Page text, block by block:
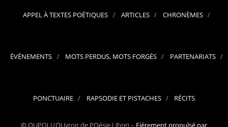
APPEL À TEXTES POÉTIQUES ARTICLES CHRONÈMES
ÉVÉNEMENTS MOTS PERDUS, MOTS FORGÉS PARTENARIATS
PONCTUAIRE RAPSODIE ET PISTACHES RÉCITS
© OUPOLI (OUvroir de POésie LIbre) – Fièrement propulsé par